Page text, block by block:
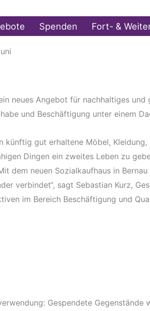
Spenden Fort- &
neues Angebot für nachhaltiges
und Beschäftigung unter einem
gut erhaltene Möbel,
Dingen ein zweites Leben zu
dem neuen Sozialkaufhaus in
verbindet“, sagt Sebastian Kurz,
im Bereich Beschäftigung und
Gespendete